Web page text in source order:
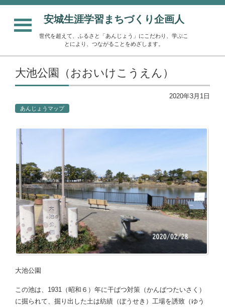
安城生涯学習まちづくり企画人
世代を超えて、ふるさと「あんじょう」にこだわり、学ぶこ
とにより、つながることをめざします。
大池公園（おおいけこうえん）
2020年3月1日
あんじょうマップ
大池公園
この池は、1931（昭和６）年に干ばつ対策（かんばつたいさく）
に掘られて、掘り出した土は紡績（ぼうせき）工場を誘致（ゆう